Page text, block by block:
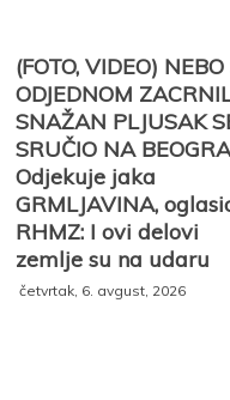
(FOTO, VIDEO) NEBO
ODJEDNOM
SNAŽAN PLJUSAK
SRUČIO NA
Odjekuje jaka
GRMLJAVINA,
RHMZ: I ovi delovi
zemlje su na udaru
četvrtak, 6. avgust, 2026